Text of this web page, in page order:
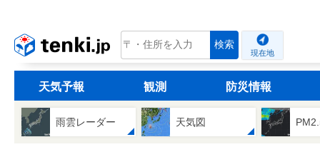
tenki.jp 検索
現在地
天気予報 観測 防災情報
雨雲レーダー 天気図